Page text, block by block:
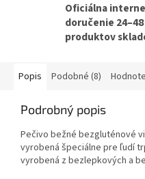
Oficiálna
doručenie
produktov
Popis Podobné (8)
Podrobný popis
Pečivo bežné bezgluténové
vyrobená špeciálne pre ľudí
vyrobená z bezlepkových a